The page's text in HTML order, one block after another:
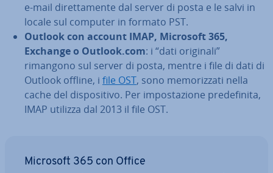
e-mail di­ret­ta­men­te dal server di posta e le salvi in
locale sul computer in formato PST.
Outlook con account IMAP, Microsoft 365,
Exchange o Outlook.com: i “dati originali”
rimangono sul server di posta, mentre i file di dati di
Outlook offline, i file OST, sono me­mo­riz­za­ti nella
cache del di­spo­si­ti­vo. Per im­po­sta­zio­ne pre­de­fi­ni­ta,
IMAP utilizza dal 2013 il file OST.
Microsoft 365 con Office